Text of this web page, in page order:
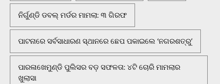
ନିର୍ଗୁଣ୍ଡି ଡବଲ୍ ମର୍ଡର ମାମଲା: ୩ ଗିରଫ
ପାଟନାରେ ସର୍ବସାଧାରଣ ସ୍ଥାନରେ ଛେପ ପକାଇଲେ ‘ନଗରଶତ୍ରୁ’
ପାରଳାଖେମୁଣ୍ଡି ପୁଲିସର ବଡ଼ ସଫଳତା: ୪ଟି ଚୋରି ମାମଲାର
ଖୁଲାସା